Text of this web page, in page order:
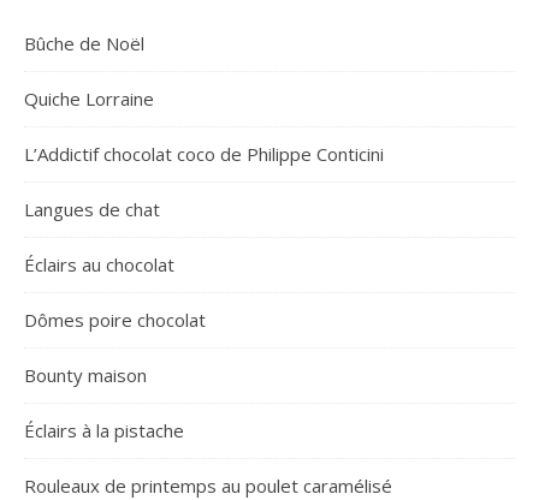
Bûche de Noël
Quiche Lorraine
L’Addictif chocolat coco de Philippe Conticini
Langues de chat
Éclairs au chocolat
Dômes poire chocolat
Bounty maison
Éclairs à la pistache
Rouleaux de printemps au poulet caramélisé